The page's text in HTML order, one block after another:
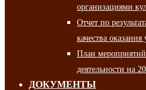
организациями
Отчет по
качества оказания
План
деятельности на
ДОКУМЕНТЫ